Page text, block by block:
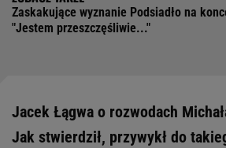
Zaskakujące wyznanie Podsiadło na
"Jestem przeszczęśliwie..."
Jacek Łągwa o rozwodach
Jak stwierdził, przywykł do